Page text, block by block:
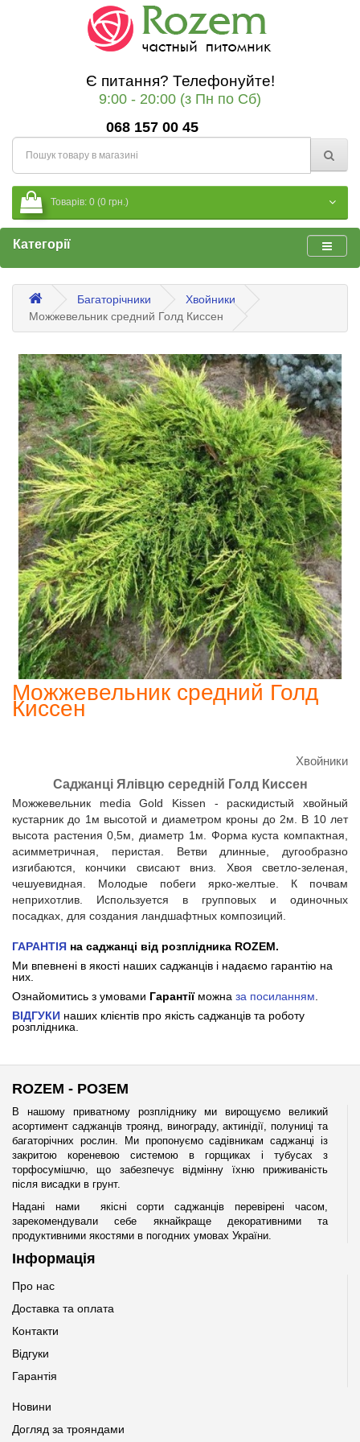
Є питання? Телефонуйте!
9:00 - 20:00 (з Пн по Сб)
068 157 00 45
Товарів: 0 (0 грн.)
Категорії
Багаторічники
Хвойники
Можжевельник средний Голд Киссен
Можжевельник средний Голд
Киссен
Хвойники
Саджанці Ялівцю середній Голд Киссен
Можжевельник media Gold Kissen - раскидистый хвойный
кустарник до 1м высотой и диаметром кроны до 2м. В 10 лет
высота растения 0,5м, диаметр 1м. Форма куста компактная,
асимметричная, перистая. Ветви длинные, дугообразно
изгибаются, кончики свисают вниз. Хвоя светло-зеленая,
чешуевидная. Молодые побеги ярко-желтые. К почвам
неприхотлив. Используется в групповых и одиночных
посадках, для создания ландшафтных композиций.
ГАРАНТІЯ на саджанці від розплідника ROZEM.
Ми впевнені в якості наших саджанців і надаємо гарантію на
них.
Ознайомитись з умовами Гарантії можна за посиланням
ВІДГУКИ наших клієнтів про якість саджанців та роботу
розплідника.
ROZEM - РОЗЕМ
В нашому приватному розпліднику ми вирощуємо великий
асортимент саджанців троянд, винограду, актинідії, полуниці та
багаторічних рослин. Ми пропонуємо садівникам саджанці із
закритою кореневою системою в горщиках і тубусах з
торфосумішчю, що забезпечує відмінну їхню приживаність
після висадки в грунт.
Надані нами якісні сорти саджанців перевірені часом,
зарекомендували себе якнайкраще декоративними та
продуктивними якостями в погодних умовах України.
Інформація
Про нас
Доставка та оплата
Контакти
Відгуки
Гарантія
Новини
Догляд за трояндами